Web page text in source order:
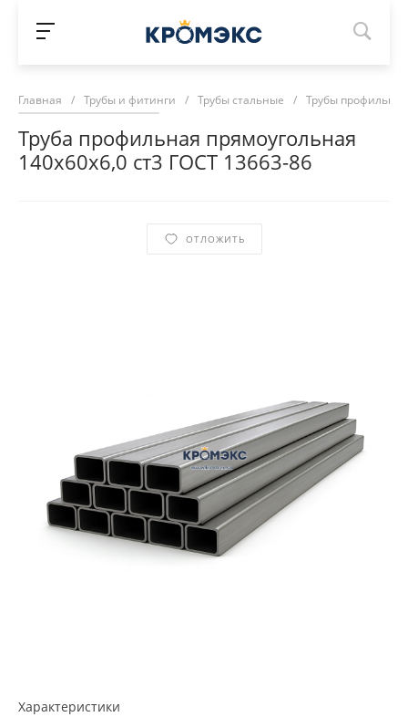
Главная / Трубы и фитинги / Трубы стальные / Трубы
Труба профильная прямоугольная
140х60х6,0 ст3 ГОСТ 13663-86
ОТЛОЖИТЬ
Характеристики